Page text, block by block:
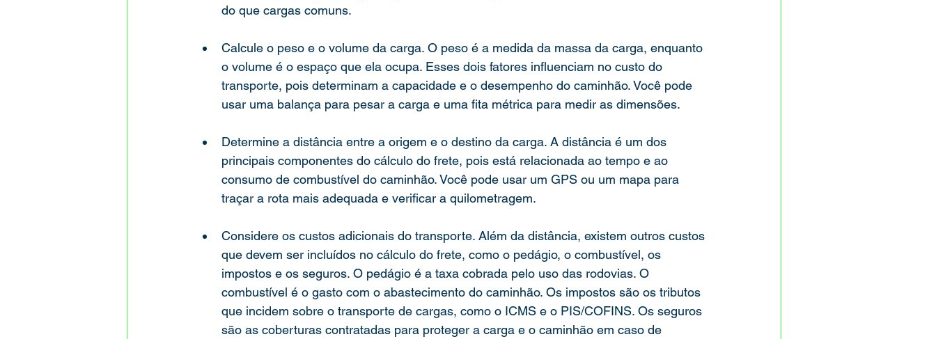
do que cargas comuns.
Calcule o peso e o volume da carga. O peso é a medida da massa da carga, enquanto
o volume é o espaço que ela ocupa. Esses dois fatores influenciam no custo do
transporte, pois determinam a capacidade e o desempenho do caminhão. Você pode
usar uma balança para pesar a carga e uma fita métrica para medir as dimensões.
Determine a distância entre a origem e o destino da carga. A distância é um dos
principais componentes do cálculo do frete, pois está relacionada ao tempo e ao
consumo de combustível do caminhão. Você pode usar um GPS ou um mapa para
traçar a rota mais adequada e verificar a quilometragem.
Considere os custos adicionais do transporte. Além da distância, existem outros custos
que devem ser incluídos no cálculo do frete, como o pedágio, o combustível, os
impostos e os seguros. O pedágio é a taxa cobrada pelo uso das rodovias. O
combustível é o gasto com o abastecimento do caminhão. Os impostos são os tributos
que incidem sobre o transporte de cargas, como o ICMS e o PIS/COFINS. Os seguros
são as coberturas contratadas para proteger a carga e o caminhão em caso de